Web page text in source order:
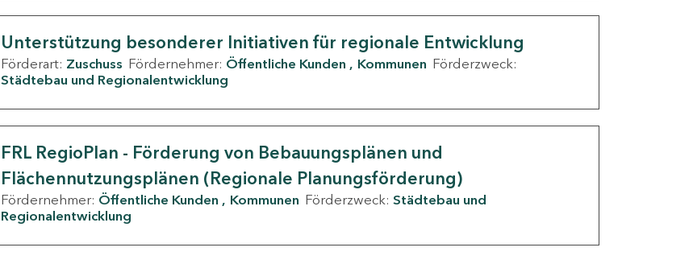
Unterstützung besonderer Initiativen für regionale Entwicklung
Förderart: Zuschuss Fördernehmer: Öffentliche Kunden Kommunen Förderzweck:
Städtebau und Regionalentwicklung
FRL RegioPlan - Förderung von Bebauungsplänen und
Flächennutzungsplänen (Regionale Planungsförderung)
Fördernehmer: Öffentliche Kunden Kommunen Förderzweck: Städtebau und
Regionalentwicklung